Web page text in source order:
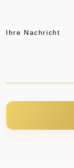
Ihre Nachricht